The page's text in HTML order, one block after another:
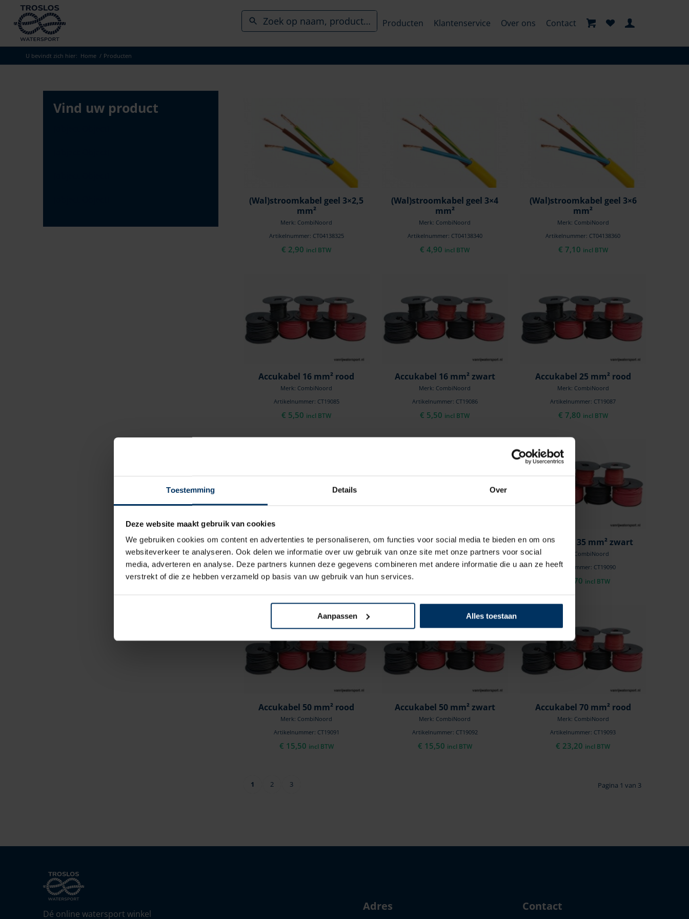
Toestemming Details Over
Deze website maakt gebruik van cookies
We gebruiken cookies om content en advertenties te personaliseren, om functies voor social media te bieden en om ons
websiteverkeer te analyseren. Ook delen we informatie over uw gebruik van onze site met onze partners voor social
media, adverteren en analyse. Deze partners kunnen deze gegevens combineren met andere informatie die u aan ze heeft
verstrekt of die ze hebben verzameld op basis van uw gebruik van hun services.
Aanpassen Alles toestaan
search
results
Producten Klantenservice Over ons Contact
U bevindt zich hier: Home / Producten
(Wal)stroomkabel geel 3×2,5
mm²
Merk: CombiNoord
Artikelnummer: CT04138325
€ 2,90 incl BTW
(Wal)stroomkabel geel 3×4
mm²
Merk: CombiNoord
Artikelnummer: CT04138340
€ 4,90 incl BTW
(Wal)stroomkabel geel 3×6
mm²
Merk: CombiNoord
Artikelnummer: CT04138360
€ 7,10 incl BTW
Accukabel 16 mm² rood
Merk: CombiNoord
Artikelnummer: CT19085
€ 5,50 incl BTW
Accukabel 16 mm² zwart
Merk: CombiNoord
Artikelnummer: CT19086
€ 5,50 incl BTW
Accukabel 25 mm² rood
Merk: CombiNoord
Artikelnummer: CT19087
€ 7,80 incl BTW
Accukabel 25 mm² zwart
Merk: CombiNoord
Artikelnummer: CT19088
€7,80 incl BTW
Accukabel 35 mm² rood
Merk: CombiNoord
Artikelnummer: CT19089
Accukabel 35 mm² zwart
Merk: CombiNoord
Artikelnummer: CT19090
11,70 incl BTW
Accukabel 50 mm² rood
Merk: CombiNoord
Artikelnummer: CT19091
€ 15,50 incl BTW
Accukabel 50 mm² zwart
Merk: CombiNoord
Artikelnummer: CT19092
€ 15,50 incl BTW
Accukabel 70 mm² rood
Merk: CombiNoord
Artikelnummer: CT19093
€ 23,20 incl BTW
Pagina 1 van 3
1 2 3
Vind uw product
Dé online watersport winkel
Adres Contact